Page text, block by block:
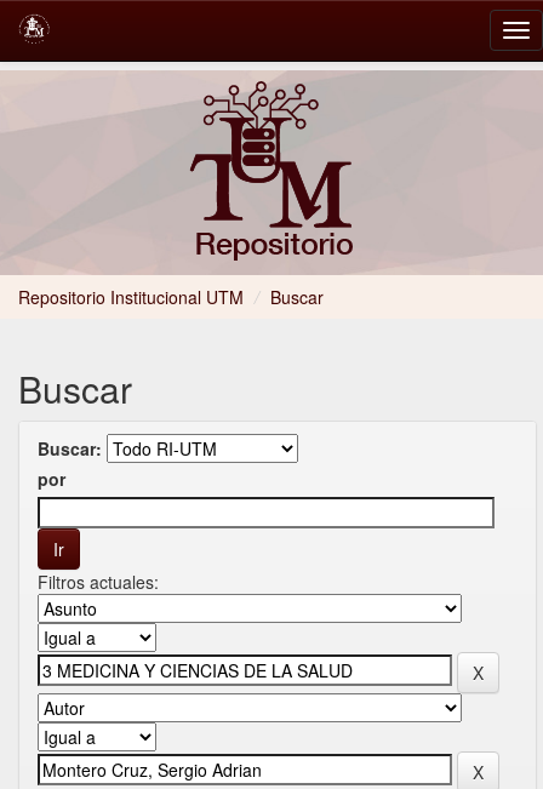
Repositorio Institucional UTM / Buscar
Buscar
Buscar:
por
Filtros actuales: